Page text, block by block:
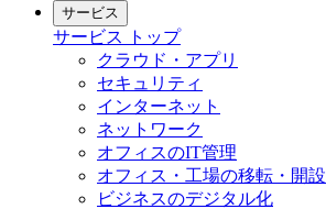
サービス
サービス トップ
クラウド・アプリ
セキュリティ
インターネット
ネットワーク
オフィスのIT管理
オフィス・工場の移転・開設
ビジネスのデジタル化